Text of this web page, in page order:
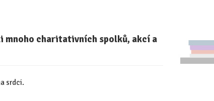
mnoho charitativních spolků, akcí a
srdci.